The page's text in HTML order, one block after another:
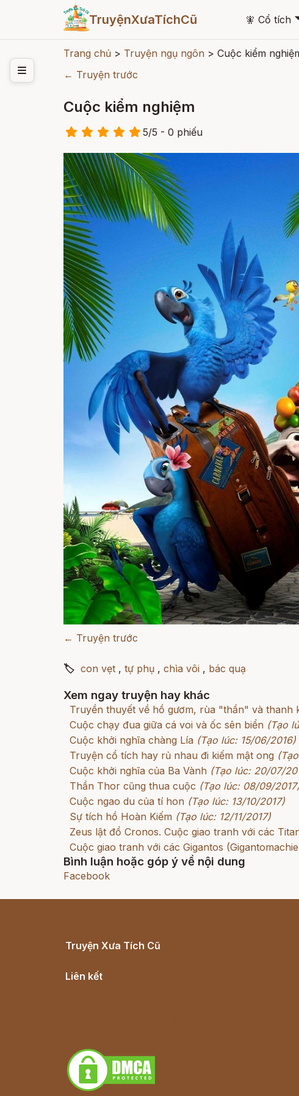
TruyệnXưaTíchCũ 🧚 Cổ tích
Trang chủ > Truyện ngụ ngôn > Cuộc kiểm
← Truyện trước
Cuộc kiểm nghiệm
5/5 - 0 phiếu
← Truyện trước
🏷 con vẹt , tự phụ , chìa vôi , bác quạ
Xem ngay truyện hay khác
Truyền thuyết về hồ gươm, rùa "thần" và thanh
Cuộc chạy đua giữa cá voi và ốc sên biển (Tạo
Cuộc khởi nghĩa chàng Lía (Tạo lúc: 15/06/2016)
Truyện cổ tích hay rủ nhau đi kiếm mật ong
Cuộc khởi nghĩa của Ba Vành (Tạo lúc: 20/07/
Thần Thor cũng thua cuộc (Tạo lúc: 08/09/
Cuộc ngao du của tí hon (Tạo lúc: 13/10/2017)
Sự tích hồ Hoàn Kiếm (Tạo lúc: 12/11/2017)
Zeus lật đổ Cronos. Cuộc giao tranh với các
Cuộc giao tranh với các Gigantos
Bình luận hoặc góp ý về nội dung
Facebook
Truyện Xưa Tích Cũ
Liên kết